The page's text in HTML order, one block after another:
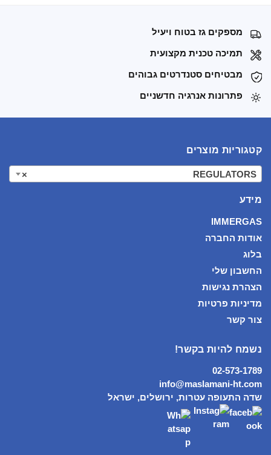
מספקים גז בטוח ויעיל
תמיכה טכנית מקצועית
מבטיחים סטנדרטים גבוהים
פתרונות אנרגיה חדשניים
קטגוריות מוצרים
× REGULATORS
מידע
IMMERGAS
אודות החברה
בלוג
החשבון שלי
הצהרת נגישות
מדיניות פרטיות
צור קשר
נשמח להיות בקשר!
02-573-1789
info@maslamani-ht.com
שדה התעופה עטרות, ירושלים, ישראל